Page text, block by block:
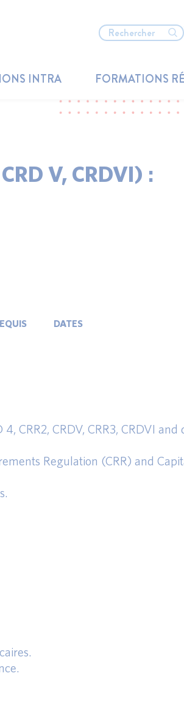
INTRA FORMATIONS
V, CRDVI) :
DATES
CRR2, CRDV, CRR3, CRDVI and
Regulation (CRR) and